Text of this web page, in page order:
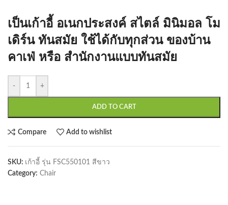
เป็นเก้าอี้ อเนกประสงค์ สไตล์ มินิมอล โม
เดิร์น ทันสมัย ใช้ได้กับทุกส่วน ของบ้าน
คาเฟ่ หรือ สำนักงานแบบทันสมัย
- +
ADD TO CART
Compare Add to wishlist
SKU: เก้าอี้ รุ่น FSC550101 สีขาว
Category: Chair